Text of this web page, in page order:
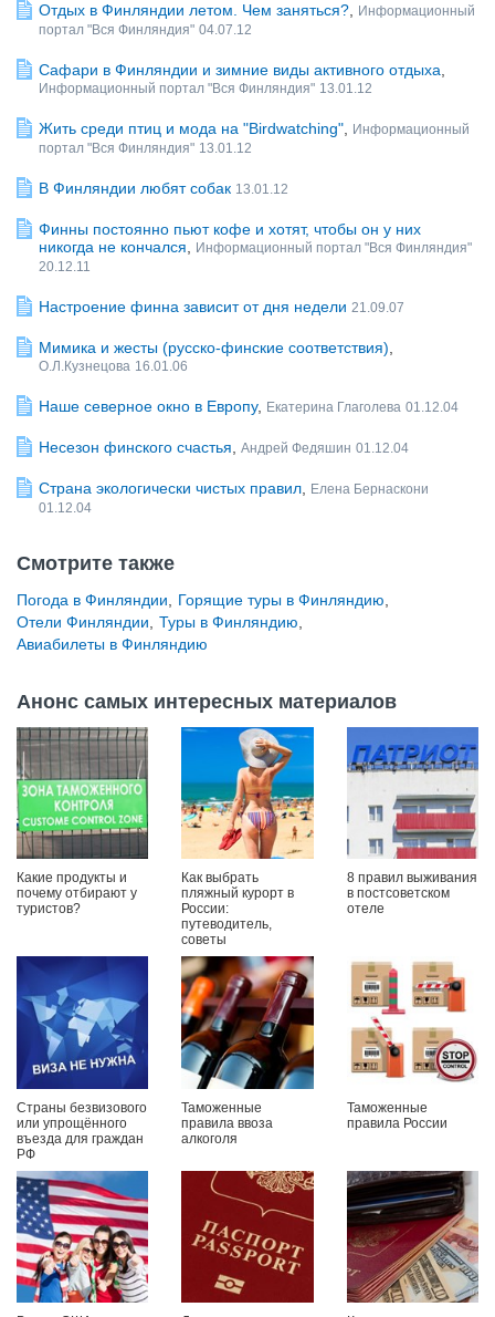
Отдых в Финляндии летом. Чем заняться?
Информационный
портал "Вся Финляндия" 04.07.12
Сафари в Финляндии и зимние виды активного отдыха
Информационный портал "Вся Финляндия" 13.01.12
Жить среди птиц и мода на "Birdwatching"
Информационный
портал "Вся Финляндия" 13.01.12
В Финляндии любят собак 13.01.12
Финны постоянно пьют кофе и хотят, чтобы он у них
никогда не кончался
Информационный портал "Вся Финляндия"
20.12.11
Настроение финна зависит от дня недели 21.09.07
Мимика и жесты (русcко-финские соответствия)
О.Л.Кузнецова 16.01.06
Наше северное окно в Европу, Екатерина Глаголева 01.12.04
Несезон финского счастья Андрей Федяшин 01.12.04
Страна экологически чистых правил
Елена Бернаскони
01.12.04
Смотрите также
Погода в Финляндии Горящие туры в Финляндию
Отели Финляндии
Туры в Финляндию
Авиабилеты в Финляндию
Анонс самых интересных материалов
Какие продукты и
почему отбирают у
туристов?
Как выбрать
пляжный курорт в
России:
путеводитель,
советы
8 правил выживания
в постсоветском
отеле
Страны безвизового
или упрощённого
въезда для граждан
РФ
Таможенные
правила ввоза
алкоголя
Таможенные
правила России